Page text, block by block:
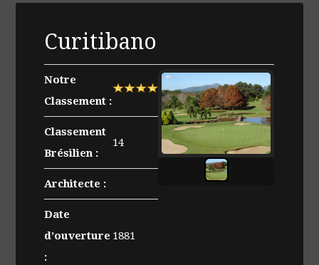
Curitibano
Notre
Classement :
Green
sur
Classement
Brésilien :
14
Architecte :
Date
d’ouverture
:
1881